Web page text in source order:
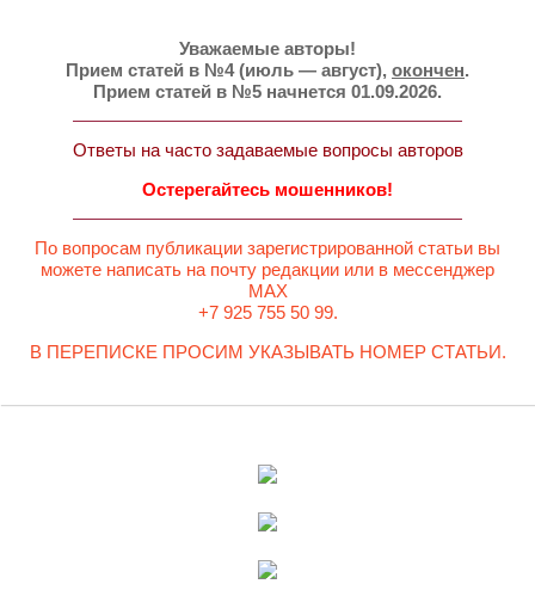
Уважаемые авторы!
Прием статей в №4 (июль — август), окончен.
Прием статей в №5 начнется 01.09.2026.
Ответы на часто задаваемые вопросы авторов
Остерегайтесь мошенников!
По вопросам публикации зарегистрированной статьи вы
можете написать на почту редакции или в мессенджер
MAX
+7 925 755 50 99.
В ПЕРЕПИСКЕ ПРОСИМ УКАЗЫВАТЬ НОМЕР СТАТЬИ.